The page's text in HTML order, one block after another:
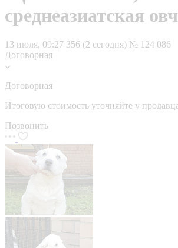
среднеазиатская
13 июля, 09:27 356 (2 сегодня) № 124 086
Договорная
Договорная
Итоговую стоимость уточняйте у
Позвонить